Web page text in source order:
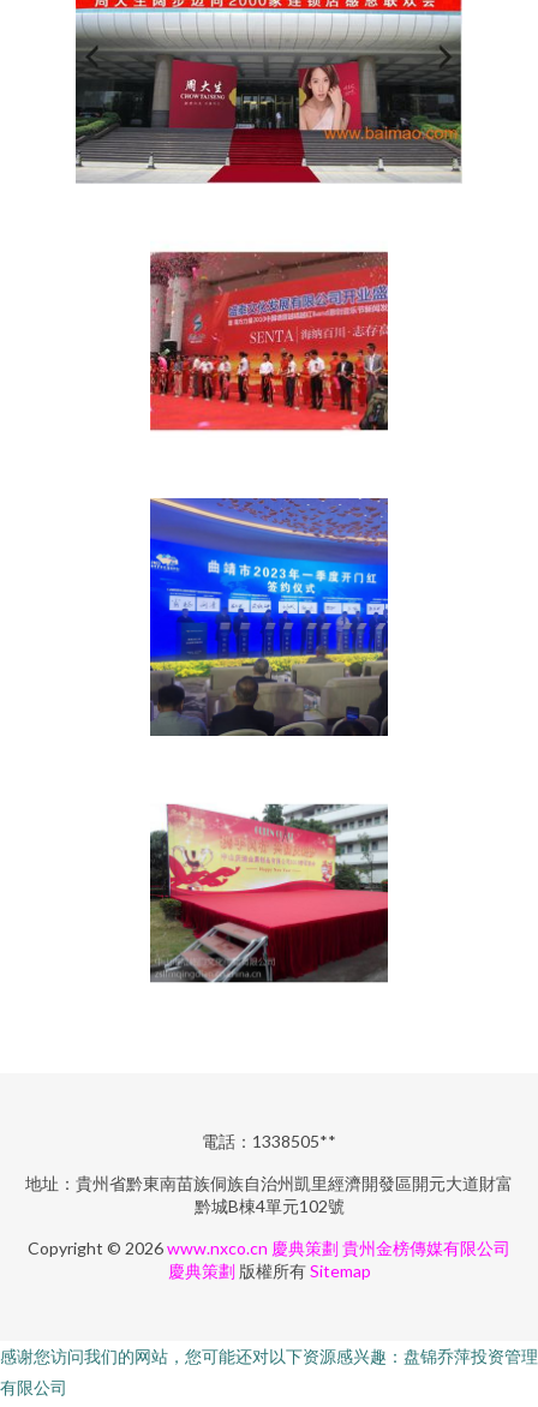
電話：1338505**
地址：貴州省黔東南苗族侗族自治州凱里經濟開發區開元大道財富
黔城B棟4單元102號
Copyright © 2026www.nxco.cn 慶典策劃 貴州金榜傳媒有限公司
慶典策劃 版權所有Sitemap
感谢您访问我们的网站，您可能还对以下资源感兴趣：盘锦乔萍投资管理
有限公司